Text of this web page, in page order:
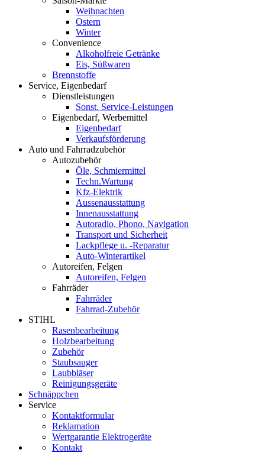
Weihnachten
Ostern
Winter
Convenience
Alkoholfreie Getränke
Eis, Süßwaren
Brennstoffe
Service, Eigenbedarf
Dienstleistungen
Sonst. Service-Leistungen
Eigenbedarf, Werbemittel
Eigenbedarf
Verkaufsförderung
Auto und Fahrradzubehör
Autozubehör
Öle, Schmiermittel
Techn.Wartung
Kfz-Elektrik
Aussenausstattung
Innenausstattung
Autoradio, Phono, Navigation
Transport und Sicherheit
Lackpflege u. -Reparatur
Auto-Winterartikel
Autoreifen, Felgen
Autoreifen, Felgen
Fahrräder
Fahrräder
Fahrrad-Zubehör
STIHL
Rasenbearbeitung
Holzbearbeitung
Zubehör
Staubsauger
Laubbläser
Reinigungsgeräte
Schnäppchen
Service
Kontaktformular
Reklamation
Wertgarantie Elektrogeräte
Kontakt